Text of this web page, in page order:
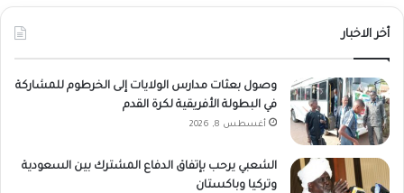
أخر الاخبار
وصول بعثات مدارس الولايات إلى الخرطوم للمشاركة
في البطولة الأفريقية لكرة القدم
أغسطس 8, 2026
الشعبي يرحب بإتفاق الدفاع المشترك بين السعودية
وتركيا وباكستان